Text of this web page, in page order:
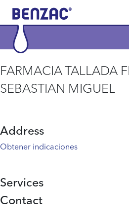
Skip to main content
Main navigation
Main navigation
Productos
POR QUÉ BENZAC Y
Página de inicio
FARMACIA TALLADA
SEBASTIAN MIGUEL
Address
Obtener indicaciones
Services
Contact